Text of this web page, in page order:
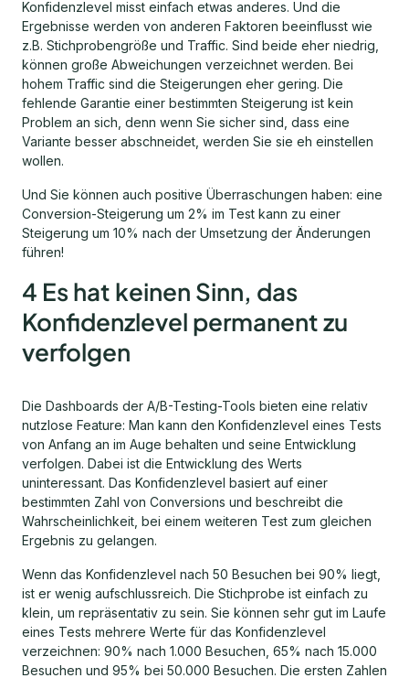
Konfidenzlevel misst einfach etwas anderes. Und die
Ergebnisse werden von anderen Faktoren beeinflusst wie
z.B. Stichprobengröße und Traffic. Sind beide eher niedrig,
können große Abweichungen verzeichnet werden. Bei
hohem Traffic sind die Steigerungen eher gering. Die
fehlende Garantie einer bestimmten Steigerung ist kein
Problem an sich, denn wenn Sie sicher sind, dass eine
Variante besser abschneidet, werden Sie sie eh einstellen
wollen.
Und Sie können auch positive Überraschungen haben: eine
Conversion-Steigerung um 2% im Test kann zu einer
Steigerung um 10% nach der Umsetzung der Änderungen
führen!
4 Es hat keinen Sinn, das
Konfidenzlevel permanent zu
verfolgen
Die Dashboards der A/B-Testing-Tools bieten eine relativ
nutzlose Feature: Man kann den Konfidenzlevel eines Tests
von Anfang an im Auge behalten und seine Entwicklung
verfolgen. Dabei ist die Entwicklung des Werts
uninteressant. Das Konfidenzlevel basiert auf einer
bestimmten Zahl von Conversions und beschreibt die
Wahrscheinlichkeit, bei einem weiteren Test zum gleichen
Ergebnis zu gelangen.
Wenn das Konfidenzlevel nach 50 Besuchen bei 90% liegt,
ist er wenig aufschlussreich. Die Stichprobe ist einfach zu
klein, um repräsentativ zu sein. Sie können sehr gut im Laufe
eines Tests mehrere Werte für das Konfidenzlevel
verzeichnen: 90% nach 1.000 Besuchen, 65% nach 15.000
Besuchen und 95% bei 50.000 Besuchen. Die ersten Zahlen